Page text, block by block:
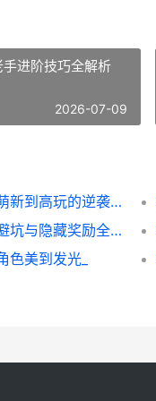
进阶技巧全解析
2026-07-09
逆水寒男仆男生养成指南：从萌新到高玩的逆袭秘籍
逆水寒琵琶精卫全攻略：新手避坑与隐藏奖励全解析
美到发光_